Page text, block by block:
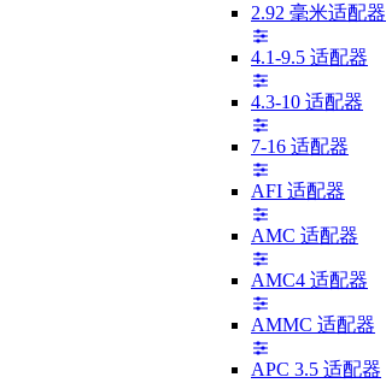
2.92 毫米适配器
4.1-9.5 适配器
4.3-10 适配器
7-16 适配器
AFI 适配器
AMC 适配器
AMC4 适配器
AMMC 适配器
APC 3.5 适配器